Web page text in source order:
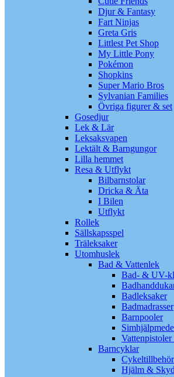
Djur & Fantasy
Fart Ninjas
Greta Gris
Littlest Pet Shop
My Little Pony
Pokémon
Shopkins
Super Mario Bros
Sylvanian Families
Övriga figurer & set
Gosedjur
Lek & Lär
Leksaksvapen
Lektält & Barngungor
Lilla hemmet
Resa & Utflykt
Bilbarnstolar
Dricka & Äta
I Bilen
Utflykt
Rollek
Sällskapsspel
Träleksaker
Utomhuslek
Bad & Vattenlek
Bad- & UV-
Badleksaker
Badmadrasser
Barnpooler
Barncyklar
Hjälm &